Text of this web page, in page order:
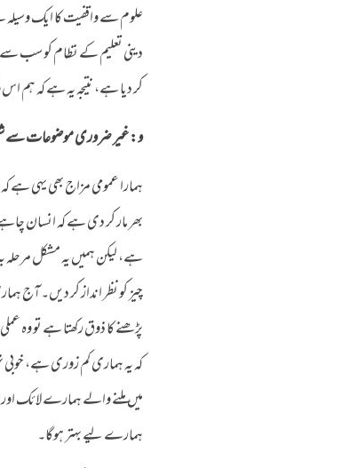
علوم سے واقفیت کا ایک
دینی تعلیم کے نظام کو سب
کر دیا ہے، نتیجہ یہ ہے کہ ہم
و: غیر ضروری موضوعات سے
ہمارا عمومی مزاج بھی یہی ہے
بھر مار کر دی ہے کہ انسان
ہے، لیکن ہمیں یہ مشکل
چیز کو نظر انداز کر دیں۔ آج
پڑھنے کا ذوق رکھتا ہے تو وہ
کہ یہ ہماری کم زوری ہے،
میں ملنے والے ہمارے لائک
ہمارے لیے بہتر ہوگا۔